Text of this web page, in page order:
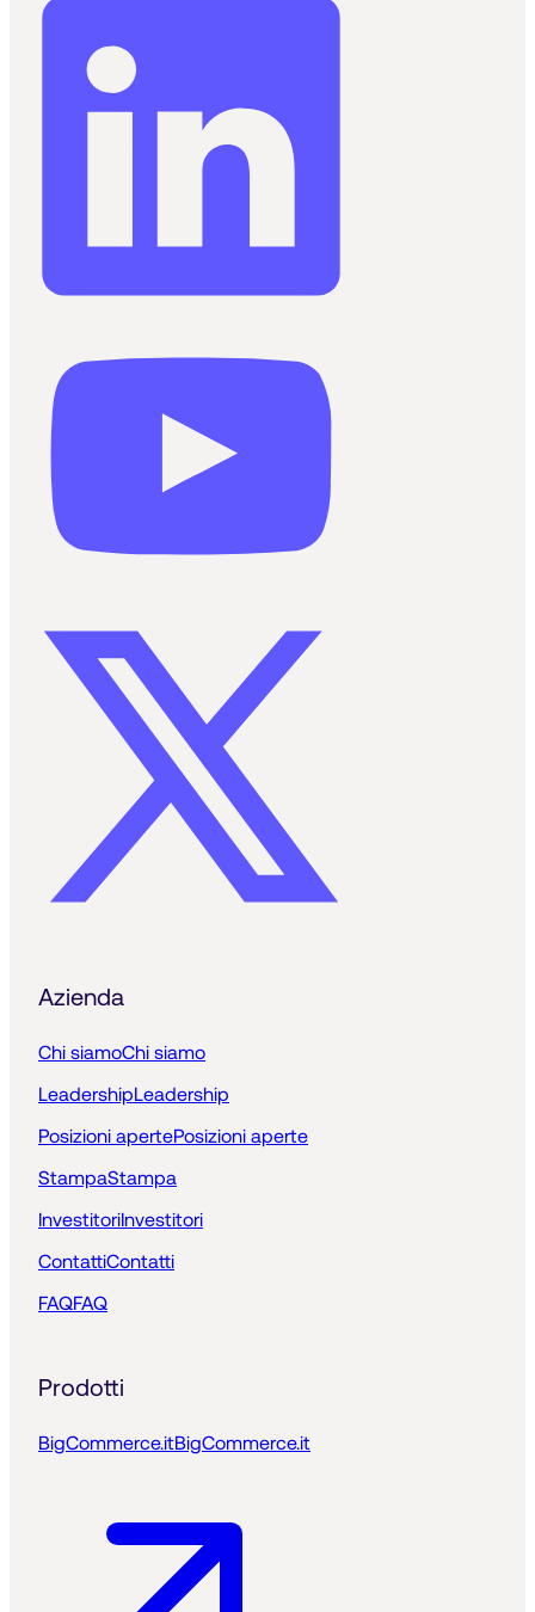
Azienda
Chi siamoChi siamo
LeadershipLeadership
Posizioni apertePosizioni aperte
StampaStampa
InvestitoriInvestitori
ContattiContatti
FAQFAQ
Prodotti
BigCommerce.itBigCommerce.it